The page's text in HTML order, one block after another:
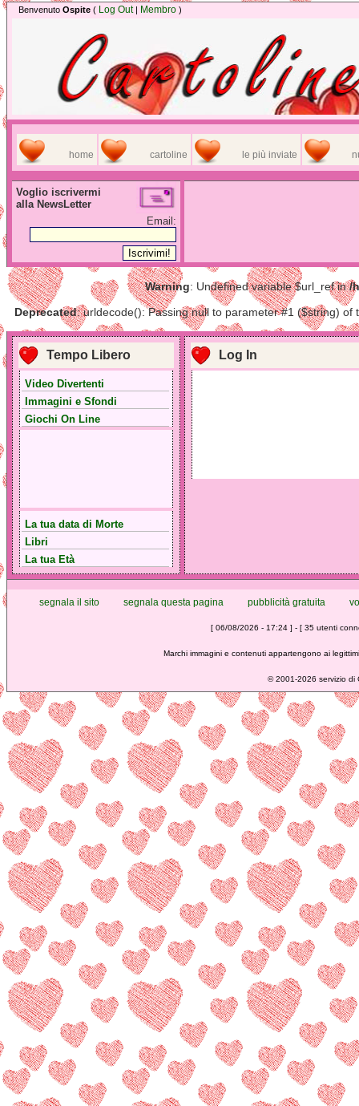
Benvenuto Ospite ( Log Out| Membro )
home cartoline le più inviate
Voglio iscrivermi
alla NewsLetter
Email:
Warning: Undefined variable $url_ref in/
Deprecated: urldecode(): Passing null to parameter #1 ($string)
Tempo Libero
Video Divertenti
Immagini e Sfondi
Giochi On Line
La tua data di Morte
Libri
La tua Età
Log In
segnala il sito segnala questa pagina pubblicità gratuita
[ 06/08/2026 - 17:24 ] - [ 35 utenti
Marchi immagini e contenuti appartengono ai
©2001-2026 servizio di